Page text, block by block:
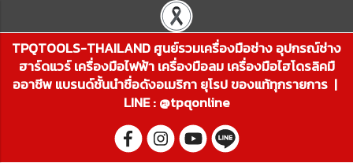
TPQTOOLS-THAILAND ศูนย์รวมเครื่องมือช่าง อุปกรณ์ช่าง
ฮาร์ดแวร์ เครื่องมือไฟฟ้า เครื่องมือลม เครื่องมือไฮโดรลิคมื
ออาชีพ แบรนด์ชั้นนำชื่อดังอเมริกา ยุโรป ของแท้ทุกรายการ |
LINE : @tpqonline